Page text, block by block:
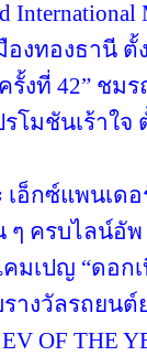
องทองธานี
รั้งที่ 42” ชม
โมชันเร้าใจ
อ็กซ์แพนเด
ๆ ครบไลน์อั
มเปญ “ดอกเ
างวัลรถยนต์
OF THE